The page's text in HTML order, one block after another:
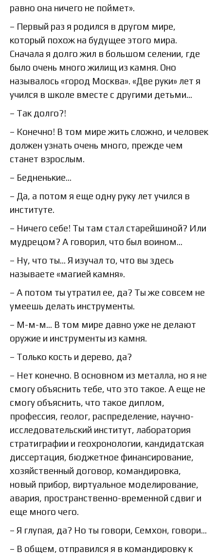
равно она ничего не поймет».
– Первый раз я родился в другом мире,
который похож на будущее этого мира.
Сначала я долго жил в большом селении, где
было очень много жилищ из камня. Оно
называлось «город Москва». «Две руки» лет я
учился в школе вместе с другими детьми…
– Так долго?!
– Конечно! В том мире жить сложно, и человек
должен узнать очень много, прежде чем
станет взрослым.
– Бедненькие…
– Да, а потом я еще одну руку лет учился в
институте.
– Ничего себе! Ты там стал старейшиной? Или
мудрецом? А говорил, что был воином…
– Ну, что ты… Я изучал то, что вы здесь
называете «магией камня».
– А потом ты утратил ее, да? Ты же совсем не
умеешь делать инструменты.
– М-м-м… В том мире давно уже не делают
оружие и инструменты из камня.
– Только кость и дерево, да?
– Нет конечно. В основном из металла, но я не
смогу объяснить тебе, что это такое. А еще не
смогу объяснить, что такое диплом,
профессия, геолог, распределение, научно-
исследовательский институт, лаборатория
стратиграфии и геохронологии, кандидатская
диссертация, бюджетное финансирование,
хозяйственный договор, командировка,
новый прибор, виртуальное моделирование,
авария, пространственно-временной сдвиг и
еще много чего.
– Я глупая, да? Но ты говори, Семхон, говори…
– В общем, отправился я в командировку к